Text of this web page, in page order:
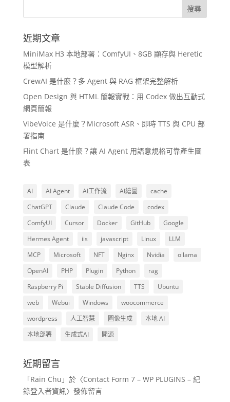
近期文章
MiniMax H3 本地部署：ComfyUI、8GB 顯存與 Heretic
模型解析
CrewAI 是什麼？多 Agent 與 RAG 框架完整解析
Open Design 與 HTML 簡報實戰：用 Codex 做出互動式
網頁簡報
VibeVoice 是什麼？Microsoft ASR、即時 TTS 與 CPU 部
署指南
Flint Chart 是什麼？讓 AI Agent 用語意規格可靠產生圖
表
AI AI Agent AI工作流 AI繪圖
cache
ChatGPT
Claude Claude Code
codex
ComfyUI
Cursor Docker GitHub
Google
Hermes Agent
iis javascript Linux
LLM
MCP
Microsoft NFT Nginx Nvidia
ollama
OpenAI
PHP Plugin Python
rag
Raspberry Pi
Stable Diffusion TTS
Ubuntu
web
Webui Windows
woocommerce
wordpress
人工智慧 圖像生成
本地 AI
本地部署
生成式AI 開源
近期留言
「Rain Chu 」於〈Contact Form 7 – WP PLUGINS – 紀
錄登入者資訊〉發佈留言